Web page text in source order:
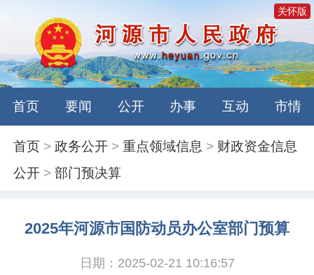
关怀版
首页 要闻 公开 办事 互动 市情
首页 >政务公开 >重点领域信息 > 财政资金信息
公开 >部门预决算
2025年河源市国防动员办公室部门预算
日期：2025-02-21 10:16:57